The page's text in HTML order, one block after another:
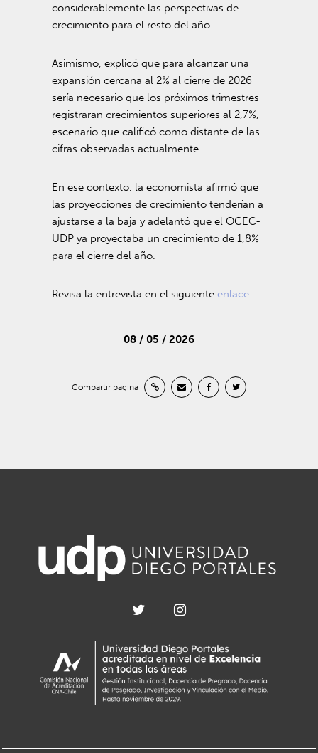
considerablemente las perspectivas de
crecimiento para el resto del año.
Asimismo, explicó que para alcanzar una
expansión cercana al 2% al cierre de 2026
sería necesario que los próximos trimestres
registraran crecimientos superiores al 2,7%,
escenario que calificó como distante de las
cifras observadas actualmente.
En ese contexto, la economista afirmó que
las proyecciones de crecimiento tenderían a
ajustarse a la baja y adelantó que el OCEC-
UDP ya proyectaba un crecimiento de 1,8%
para el cierre del año.
Revisa la entrevista en el siguiente enlace.
08 / 05 / 2026
Compartir página